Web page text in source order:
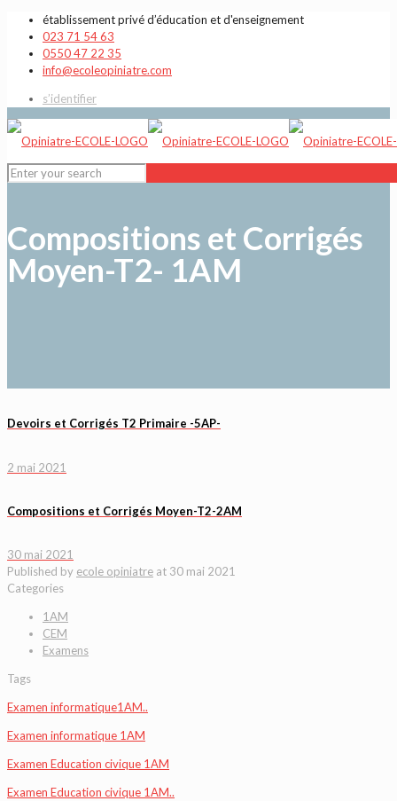
établissement privé d’éducation et d'enseignement
023 71 54 63
0550 47 22 35
info@ecoleopiniatre.com
s’identifier
Compositions et Corrigés
Moyen-T2- 1AM
Devoirs et Corrigés T2 Primaire -5AP-
2 mai 2021
Compositions et Corrigés Moyen-T2-2AM
30 mai 2021
Published by ecole opiniatre at 30 mai 2021
Categories
1AM
CEM
Examens
Tags
Examen informatique1AM..
Examen informatique 1AM
Examen Education civique 1AM
Examen Education civique 1AM..